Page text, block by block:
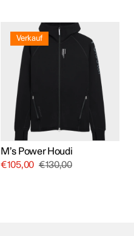
Verkauf
M’s Power Houdi
€105,00 €130,00
Produkt
weist
mehrere
Varianten
Optionen
können
Produktseite
gewählt
werden